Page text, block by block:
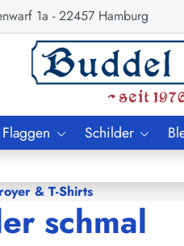
1a - 22457 Hamburg
Flaggen Schilder
& T-Shirts
schmal